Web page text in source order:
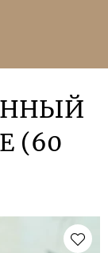
(60